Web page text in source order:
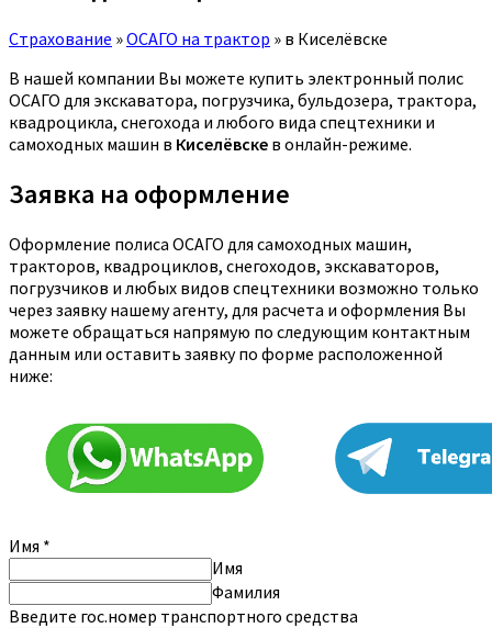
Страхование »ОСАГО на трактор » в Киселёвске
В нашей компании Вы можете купить электронный полис
ОСАГО для экскаватора, погрузчика, бульдозера, трактора,
квадроцикла, снегохода и любого вида спецтехники и
самоходных машин в Киселёвске в онлайн-режиме.
Заявка на оформление
Оформление полиса ОСАГО для самоходных машин,
тракторов, квадроциклов, снегоходов, экскаваторов,
погрузчиков и любых видов спецтехники возможно только
через заявку нашему агенту, для расчета и оформления Вы
можете обращаться напрямую по следующим контактным
данным или оставить заявку по форме расположенной
ниже:
Имя *
Имя
Фамилия
Введите гос.номер транспортного средства